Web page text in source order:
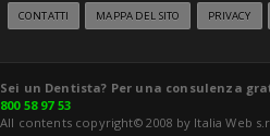
CONTATTI MAPPA DEL SITO PRIVACY
Sei un Dentista? Per una consulenza
800 58 97 53
All contents copyright© 2008 by Italia Web